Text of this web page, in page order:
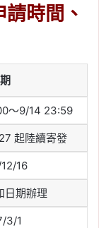
時間、
～9/14 23:59
起陸續寄發
16
日期辦理
3/1